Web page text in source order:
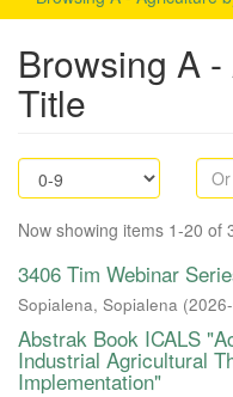
Browsing A
Title
Now showing items 1-20 of
3406 Tim Webinar
Sopialena, Sopialena (
Abstrak Book ICALS
Industrial Agricultural
Implementation"